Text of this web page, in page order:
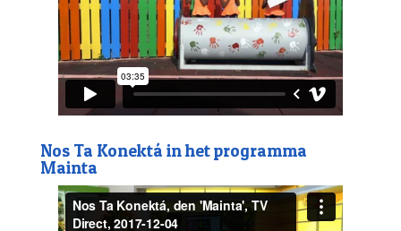
Nos Ta Konektá in het programma
Mainta